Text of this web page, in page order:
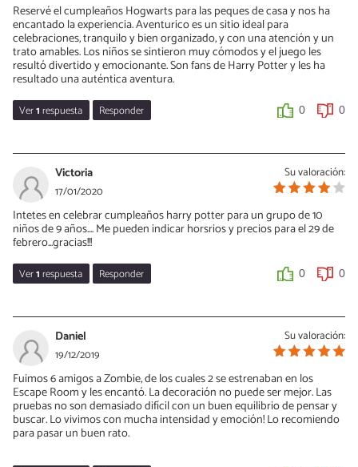
Reservé el cumpleaños Hogwarts para las peques de casa y nos ha
encantado la experiencia. Aventurico es un sitio ideal para
celebraciones, tranquilo y bien organizado, y con una atención y un
trato amables. Los niños se sintieron muy cómodos y el juego les
resultó divertido y emocionante. Son fans de Harry Potter y les ha
resultado una auténtica aventura.
Ver1respuesta Responder 0 0
24/09/2020
¡Buenas Tamara!
Muchísimas gracias por tu valoración. Nos encanta hacerles
sentir que se sienten en Hogwarts y que disfruten al máximo de la
experiencia :)
¡Os esperamos para seguir disfrutando juntos!
Laia de Aventurico
0 0
Su valoración:
Victoria
17/01/2020
Intetes en celebrar cumpleaños harry potter para un grupo de 10
niños de 9 años.... Me pueden indicar horsrios y precios para el 29 de
febrero...gracias!!!
Ver1respuesta Responder 0 0
30/01/2020
Buenas Victoria
Muchas gracias por su interés en Lostroom! Si tienes ganas de
saber todo lo que te podemos ofrecer no dudes en contactar con
nosotros a través de nuestra página web
https://lostroombcn.com/,escríbenos un mail a
lostroombcn@gmail.com.
Su valoración:
Daniel
19/12/2019
Fuimos 6 amigos a Zombie, de los cuales 2 se estrenaban en los
Escape Room y les encantó. La decoración no puede ser mejor. Las
pruebas no son demasiado difícil con un buen equilibrio de pensar y
buscar. Lo vivimos con mucha intensidad y emoción! Lo recomiendo
para pasar un buen rato.